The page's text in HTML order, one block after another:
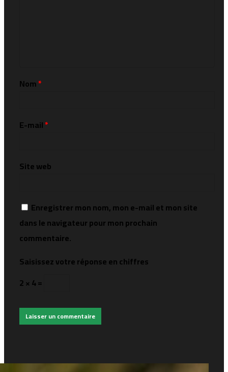
Nom*
E-mail*
Site web
Enregistrer mon nom, mon e-mail et mon site
dans le navigateur pour mon prochain
commentaire.
Saisissez votre réponse en chiffres
2 × 4 =